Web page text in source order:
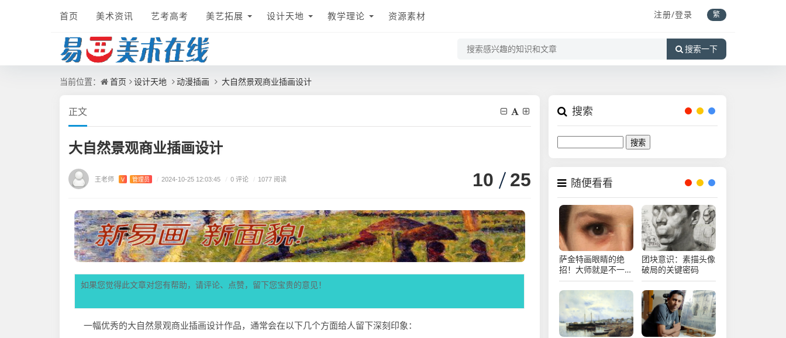
首页 美术资讯 艺考高考 美艺拓展 设计天地 教学理论 资源素材 注册/登录 繁
搜索一下
当前位置： 首页 设计天地 动漫插画 大自然景观商业插画设计
正文
大自然景观商业插画设计
王老师 V 管理员 / 2024-10-25 12:03:45 / 0 评论 / 1077 阅读 10 25
如果您觉得此文章对您有帮助，请评论、点赞，留下您宝贵的意见！
一幅优秀的大自然景观商业插画设计作品，通常会在以下几个方面给人留下深刻印象：
搜索
随便看看
萨金特画眼睛的绝
招！大师就是不一
样！
团块意识：素描头像
破局的关键密码